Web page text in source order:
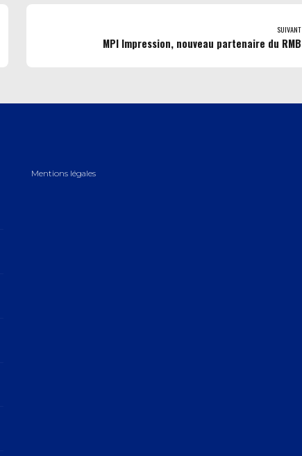
SUIVANT
MPI Impression, nouveau partenaire du RMB
Mentions légales